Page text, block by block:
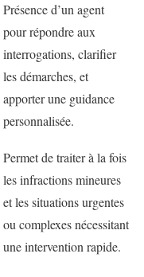
Présence d’un agent
pour répondre aux
interrogations, clarifier
les démarches, et
apporter une guidance
personnalisée.
Permet de traiter à la fois
les infractions mineures
et les situations urgentes
ou complexes nécessitant
une intervention rapide.